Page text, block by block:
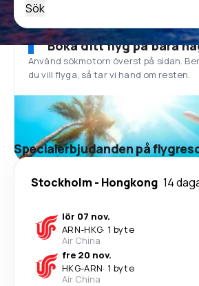
Sök
Boka ditt flyg på bara
Använd sökmotorn överst på sidan.
du vill flyga, så tar vi hand om resten.
Specialerbjudanden på
Stockholm - Hongkong 14
lör 07 nov.
ARN-HKG· 1 byte
Air China
fre 20 nov.
HKG-ARN· 1 byte
Air China